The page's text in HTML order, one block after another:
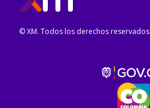
© XM. Todos los derechos reservados